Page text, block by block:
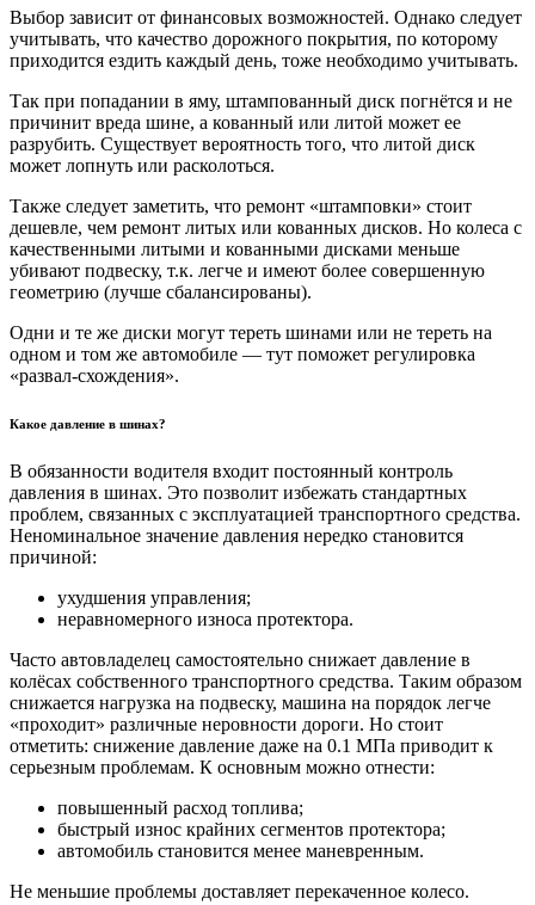
Выбор зависит от финансовых возможностей. Однако следует
учитывать, что качество дорожного покрытия, по которому
приходится ездить каждый день, тоже необходимо учитывать.
Так при попадании в яму, штампованный диск погнётся и не
причинит вреда шине, а кованный или литой может ее
разрубить. Существует вероятность того, что литой диск
может лопнуть или расколоться.
Также следует заметить, что ремонт «штамповки» стоит
дешевле, чем ремонт литых или кованных дисков. Но колеса с
качественными литыми и кованными дисками меньше
убивают подвеску, т.к. легче и имеют более совершенную
геометрию (лучше сбалансированы).
Одни и те же диски могут тереть шинами или не тереть на
одном и том же автомобиле — тут поможет регулировка
«развал-схождения».
Какое давление в шинах?
В обязанности водителя входит постоянный контроль
давления в шинах. Это позволит избежать стандартных
проблем, связанных с эксплуатацией транспортного средства.
Неноминальное значение давления нередко становится
причиной:
ухудшения управления;
неравномерного износа протектора.
Часто автовладелец самостоятельно снижает давление в
колёсах собственного транспортного средства. Таким образом
снижается нагрузка на подвеску, машина на порядок легче
«проходит» различные неровности дороги. Но стоит
отметить: снижение давление даже на 0.1 МПа приводит к
серьезным проблемам. К основным можно отнести:
повышенный расход топлива;
быстрый износ крайних сегментов протектора;
автомобиль становится менее маневренным.
Не меньшие проблемы доставляет перекаченное колесо.